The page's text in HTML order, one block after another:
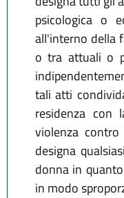
psicologica o
all'interno della
o tra attuali o
tali atti
residenza con
violenza
designa
donna in
in modo